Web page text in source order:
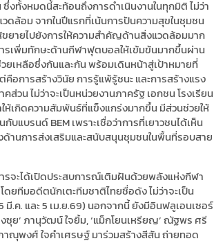
ทั้งหมดนี้สะท้อนถึงการดำเนินงานในทุกมิติ ไม่ว่า
ล้อม จากในปีแรกที่เน้นการปันความสุขในชุมชน
ายไปยังการให้ความสำคัญด้านสิ่งแวดล้อมมาก
รเพิ่มทักษะด้านกีฬาฟุตบอลให้เข้มข้นมากขึ้นผ่าน
เหลือซึ่งกันและกัน พร้อมเดินหน้าสู่เป้าหมายที่
คือการสร้างวินัย การรู้แพ้รู้ชนะ และการสร้างแรง
วน ไม่ว่าจะเป็นหน่วยงานภาครัฐ เอกชน โรงเรียน
ห้เกิดความสัมพันธ์ที่แข็งแกร่งมากขึ้น มีส่วนช่วยให้
แบรนด์ BEM เพราะเชื่อว่าการที่เยาวชนได้เห็น
านการส่งเสริมและสนับสนุนชุมชนในพื้นที่รอบสาย
รจะได้เปิดประสบการณ์เติมฝันด้วยพลังแห่งกีฬา
ทีมอดีตนักเตะทีมชาติไทยชื่อดัง ไม่ว่าจะเป็น
มี.ค. และ 5 เม.ย.69) นอกจากนี้ ยังมีอินฟลูเอนเซอร์
ซุย’ ภานุวัฒน์ ใจยิ้ม, ‘แม็กโยนเหรียญ’ ณัฐพร ศรี
าณุพงศ์ ใจคำเศรษฐ์ มาร่วมสร้างสีสัน ถ่ายทอด